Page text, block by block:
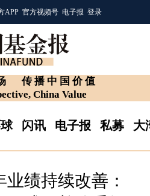
APP 官方视频号 电子报 登录
传播中国价值
China Value
闪讯 电子报 私募 大
绩持续改善：